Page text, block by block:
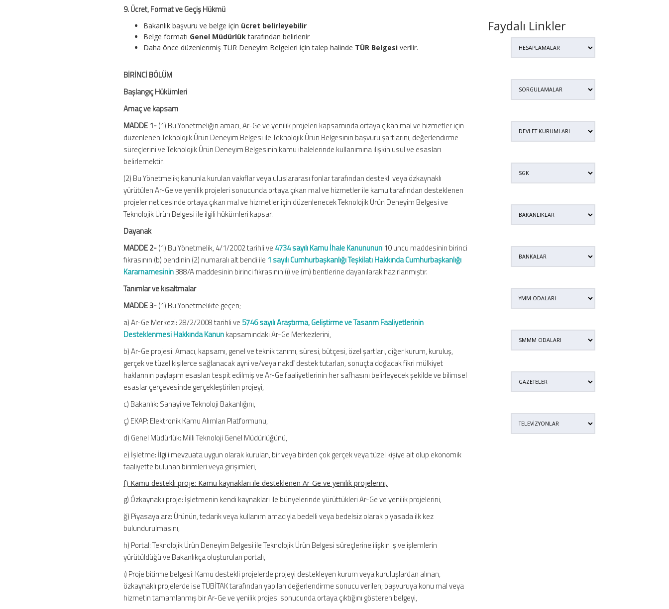
9. Ücret, Format ve Geçiş Hükmü
Bakanlık başvuru ve belge için ücret belirleyebilir
Belge formatı Genel Müdürlüktarafından belirlenir
Daha önce düzenlenmiş TÜR Deneyim Belgeleri için talep halinde TÜR Belgesi verilir.
BİRİNCİ BÖLÜM
Başlangıç Hükümleri
Amaç ve kapsam
MADDE 1-(1) Bu Yönetmeliğin amacı, Ar-Ge ve yenilik projeleri kapsamında ortaya çıkan mal ve hizmetler için
düzenlenen Teknolojik Ürün Deneyim Belgesi ile Teknolojik Ürün Belgesinin başvuru şartlarını, değerlendirme
süreçlerini ve Teknolojik Ürün Deneyim Belgesinin kamu ihalelerinde kullanımına ilişkin usul ve esasları
belirlemektir.
(2) Bu Yönetmelik; kanunla kurulan vakıflar veya uluslararası fonlar tarafından destekli veya özkaynaklı
yürütülen Ar-Ge ve yenilik projeleri sonucunda ortaya çıkan mal ve hizmetler ile kamu tarafından desteklenen
projeler neticesinde ortaya çıkan mal ve hizmetler için düzenlenecek Teknolojik Ürün Deneyim Belgesi ve
Teknolojik Ürün Belgesi ile ilgili hükümleri kapsar.
Dayanak
MADDE 2-(1) Bu Yönetmelik, 4/1/2002 tarihli ve 4734 sayılı Kamu İhale Kanununun 10 uncu maddesinin birinci
fıkrasının (b) bendinin (2) numaralı alt bendi ile 1 sayılı Cumhurbaşkanlığı Teşkilatı Hakkında Cumhurbaşkanlığı
Kararnamesinin388/A maddesinin birinci fıkrasının (ı) ve (m) bentlerine dayanılarak hazırlanmıştır.
Tanımlar ve kısaltmalar
MADDE 3-(1) Bu Yönetmelikte geçen;
a) Ar-Ge Merkezi: 28/2/2008 tarihli ve 5746 sayılı Araştırma, Geliştirme ve Tasarım Faaliyetlerinin
Desteklenmesi Hakkında Kanunkapsamındaki Ar-Ge Merkezlerini,
b) Ar-Ge projesi: Amacı, kapsamı, genel ve teknik tanımı, süresi, bütçesi, özel şartları, diğer kurum, kuruluş,
gerçek ve tüzel kişilerce sağlanacak ayni ve/veya nakdî destek tutarları, sonuçta doğacak fikri mülkiyet
haklarının paylaşım esasları tespit edilmiş ve Ar-Ge faaliyetlerinin her safhasını belirleyecek şekilde ve bilimsel
esaslar çerçevesinde gerçekleştirilen projeyi,
c) Bakanlık: Sanayi ve Teknoloji Bakanlığını,
ç) EKAP: Elektronik Kamu Alımları Platformunu,
d) Genel Müdürlük: Milli Teknoloji Genel Müdürlüğünü,
e) İşletme: İlgili mevzuata uygun olarak kurulan, bir veya birden çok gerçek veya tüzel kişiye ait olup ekonomik
faaliyette bulunan birimleri veya girişimleri,
f) Kamu destekli proje: Kamu kaynakları ile desteklenen Ar-Ge ve yenilik projelerini,
g) Özkaynaklı proje: İşletmenin kendi kaynakları ile bünyelerinde yürüttükleri Ar-Ge ve yenilik projelerini,
ğ) Piyasaya arz: Ürünün, tedarik veya kullanım amacıyla bedelli veya bedelsiz olarak piyasada ilk kez
bulundurulmasını,
h) Portal: Teknolojik Ürün Deneyim Belgesi ile Teknolojik Ürün Belgesi süreçlerine ilişkin iş ve işlemlerin
yürütüldüğü ve Bakanlıkça oluşturulan portalı,
ı) Proje bitirme belgesi: Kamu destekli projelerde projeyi destekleyen kurum veya kuruluşlardan alınan,
özkaynaklı projelerde ise TÜBİTAK tarafından yapılan değerlendirme sonucu verilen; başvuruya konu mal veya
hizmetin tamamlanmış bir Ar-Ge ve yenilik projesi sonucunda ortaya çıktığını gösteren belgeyi,
Faydalı Linkler